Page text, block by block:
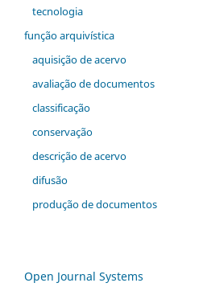
tecnologia
função arquivística
aquisição de acervo
avaliação de documentos
classificação
conservação
descrição de acervo
difusão
produção de documentos
Open Journal Systems